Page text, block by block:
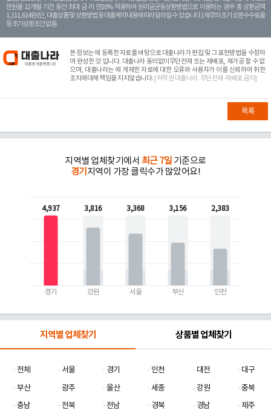
만원을 12개월 기간 동안 최대 금 리 연20% 적용하여 원리금균등상환방법으로 이용하는 경우 총 상환금액
1,111,614원 (단, 대출상품 및 상환방법 등 대출계약 내용에 따라 달라질 수 있습니다.) 채무의 조기 상환수수료율
등 조기상환조건 없음.
본 정보는에 등록한 자료를 바탕으로 대출나라가 편집 및 그 표현방법을 수정하
여 완성한 것 입니다. 대출나라 동의없이무단전재 또는 재배포, 재가공 할 수 없
으며, 대출나라는 에 게재한 자료에 대한 오류와 사용자가 이를 신뢰하여 취한
조치에대해 책임을 지지않습니다. [저작권 대출나라. 무단전재-재배포 금지]
목록
지역별 업체찾기에서 최근 7일 기준으로
경기 지역이 가장 클릭수가 많았어요!
4,937
경기
3,816
강원
3,368
서울
3,156
부산
2,383
인천
지역별 업체찾기 상품별 업체찾기
전체 서울 경기 인천 대전
대구
부산
광주 울산 세종 강원
충북
충남
전북 전남 경북 경남 제주